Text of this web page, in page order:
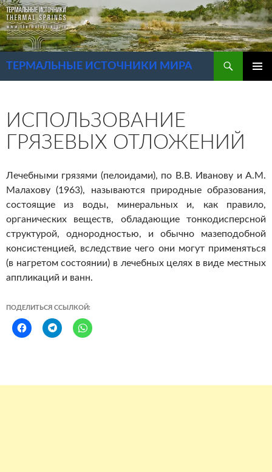
Перейти
к
содержимому
ТЕРМАЛЬНЫЕ ИСТОЧНИКИ МИРА
ИСПОЛЬЗОВАНИЕ
ГРЯЗЕВЫХ ОТЛОЖЕНИЙ
Лечебными грязями (пелоидами), по В.В. Иванову и А.М.
Малахову (1963), называются природные образования,
состоящие из воды, минеральных и, как правило,
органических веществ, обладающие тонкодисперсной
структурой, однородностью, и обычно мазеподобной
консистенцией, вследствие чего они могут применяться
(в нагретом состоянии) в лечебных целях в виде местных
аппликаций и ванн.
ПОДЕЛИТЬСЯ ССЫЛКОЙ: